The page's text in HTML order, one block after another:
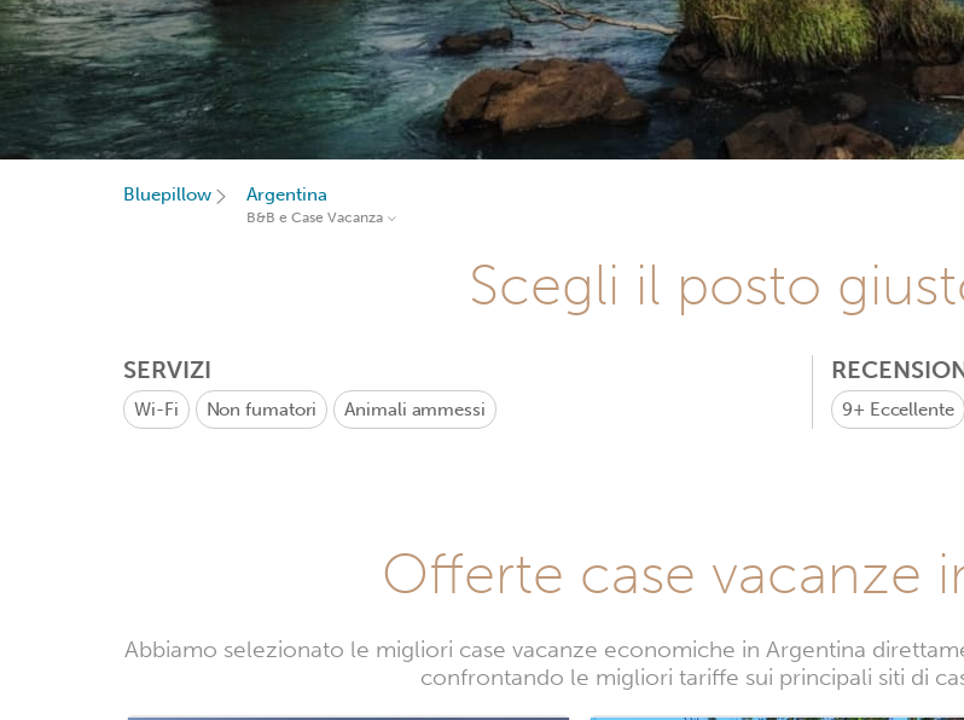
Bluepillow Argentina
B&B e Case Vacanza
Scegli il posto
SERVIZI
Wi-Fi Non fumatori Animali ammessi 9+ Eccellente
Offerte case vacanze
Abbiamo selezionato le migliori case vacanze economiche in Argentina
confrontando le migliori tariffe sui principali siti di